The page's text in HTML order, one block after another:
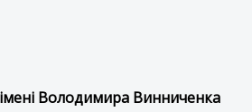
Володимира Винниченка